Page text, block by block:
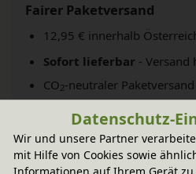
Fairer Paketversand
12,95 € innerhalb
Sofort lieferbar - Versand
CO2-neutraler Paketversand
weitere Informationen
Datenschutz-
Wir und unsere Partner
mit Hilfe von Cookies sowie